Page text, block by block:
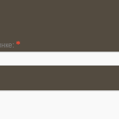
*